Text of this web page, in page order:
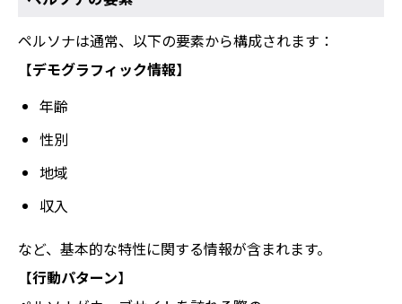
ペルソナは通常、以下の要素から構成されます：
【デモグラフィック情報】
年齢
性別
地域
収入
など、基本的な特性に関する情報が含まれます。
【行動パターン】